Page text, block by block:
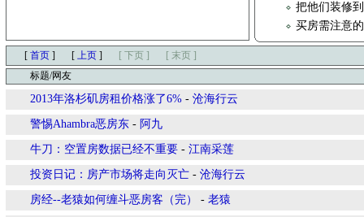
把他们装修
买房需注意
[ 首页 ] [ 上页 ] [ 下页 ]
[ 末页 ]
标题/网友
2013年洛杉矶房租价格涨了6% - 沧海行云
警惕Ahambra恶房东 - 阿九
牛刀：空置房数据已经不重要 - 江南采莲
投资日记：房产市场将走向灭亡 - 沧海行云
房经--老猿如何缠斗恶房客（完） - 老猿